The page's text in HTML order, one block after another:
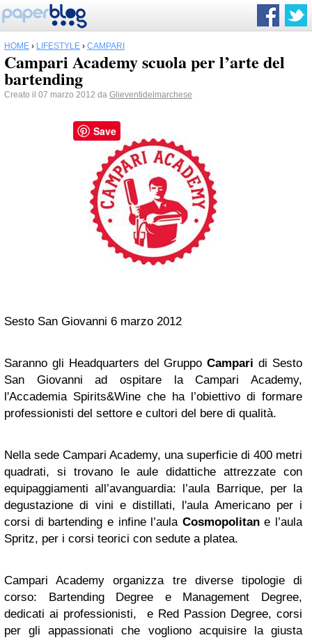
HOME › LIFESTYLE › CAMPARI
Campari Academy scuola per l’arte del
bartending
Creato il 07 marzo 2012 da Glieventidelmarchese
Sesto San Giovanni 6 marzo 2012
Saranno gli Headquarters del GruppoCampari di Sesto
San Giovanni ad ospitare la Campari Academy,
l'Accademia Spirits&Wine che ha l’obiettivo di formare
professionisti del settore e cultori del bere di qualità.
Nella sede Campari Academy, una superficie di 400 metri
quadrati, si trovano le aule didattiche attrezzate con
equipaggiamenti all’avanguardia: l’aula Barrique, per la
degustazione di vini e distillati, l'aula Americano per i
corsi di bartending e infine l’aula Cosmopolitane l’aula
Spritz, per i corsi teorici con sedute a platea.
Campari Academy organizza tre diverse tipologie di
corso: Bartending Degree e Management Degree,
dedicati ai professionisti, e Red Passion Degree, corsi
per gli appassionati che vogliono acquisire la giusta
Save